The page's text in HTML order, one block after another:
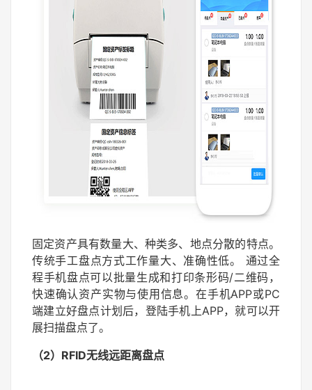
固定资产具有数量大、种类多、地点分散的特点。
传统手工盘点方式工作量大、准确性低。 通过全
程手机盘点可以批量生成和打印条形码/二维码，
快速确认资产实物与使用信息。在手机APP或PC
端建立好盘点计划后，登陆手机上APP，就可以开
展扫描盘点了。
（2）RFID无线远距离盘点